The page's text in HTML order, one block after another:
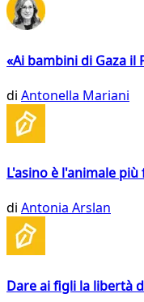
«Ai bambini di Gaza il
di Antonella Mariani
L'asino è l'animale
di Antonia Arslan
Dare ai figli la libertà